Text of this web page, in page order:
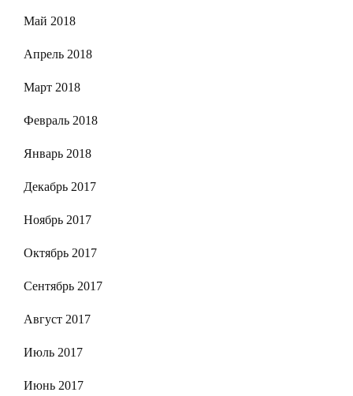
Май 2018
Апрель 2018
Март 2018
Февраль 2018
Январь 2018
Декабрь 2017
Ноябрь 2017
Октябрь 2017
Сентябрь 2017
Август 2017
Июль 2017
Июнь 2017